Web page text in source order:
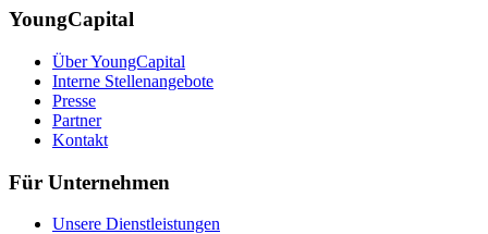
YoungCapital
Über YoungCapital
Interne Stellenangebote
Presse
Partner
Kontakt
Für Unternehmen
Unsere Dienstleistungen